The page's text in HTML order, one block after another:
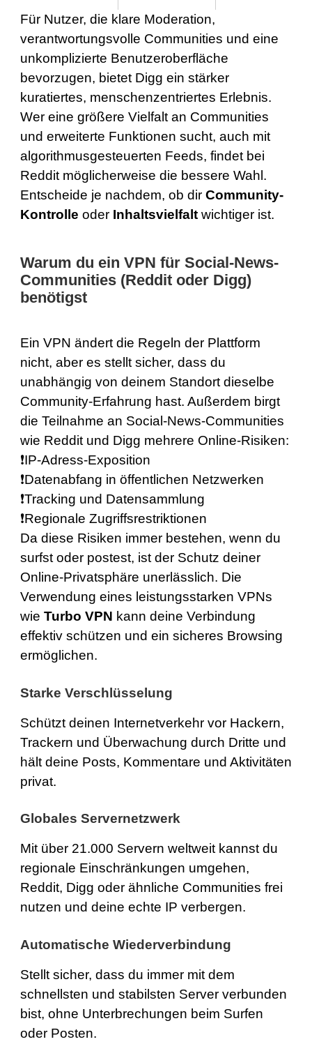
Für Nutzer, die klare Moderation,
verantwortungsvolle Communities und eine
unkomplizierte Benutzeroberfläche
bevorzugen, bietet Digg ein stärker
kuratiertes, menschenzentriertes Erlebnis.
Wer eine größere Vielfalt an Communities
und erweiterte Funktionen sucht, auch mit
algorithmusgesteuerten Feeds, findet bei
Reddit möglicherweise die bessere Wahl.
Entscheide je nachdem, ob dir Community-
Kontrolle oder Inhaltsvielfaltwichtiger ist.
Warum du ein VPN für Social-News-
Communities (Reddit oder Digg)
benötigst
Ein VPN ändert die Regeln der Plattform
nicht, aber es stellt sicher, dass du
unabhängig von deinem Standort dieselbe
Community-Erfahrung hast. Außerdem birgt
die Teilnahme an Social-News-Communities
wie Reddit und Digg mehrere Online-Risiken:
❗️IP-Adress-Exposition
❗️Datenabfang in öffentlichen Netzwerken
❗️Tracking und Datensammlung
❗️Regionale Zugriffsrestriktionen
Da diese Risiken immer bestehen, wenn du
surfst oder postest, ist der Schutz deiner
Online-Privatsphäre unerlässlich. Die
Verwendung eines leistungsstarken VPNs
wie Turbo VPN kann deine Verbindung
effektiv schützen und ein sicheres Browsing
ermöglichen.
Starke Verschlüsselung
Schützt deinen Internetverkehr vor Hackern,
Trackern und Überwachung durch Dritte und
hält deine Posts, Kommentare und Aktivitäten
privat.
Globales Servernetzwerk
Mit über 21.000 Servern weltweit kannst du
regionale Einschränkungen umgehen,
Reddit, Digg oder ähnliche Communities frei
nutzen und deine echte IP verbergen.
Automatische Wiederverbindung
Stellt sicher, dass du immer mit dem
schnellsten und stabilsten Server verbunden
bist, ohne Unterbrechungen beim Surfen
oder Posten.